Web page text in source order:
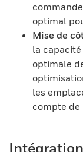
optimal
Mise de
la
optimale
les
compte de